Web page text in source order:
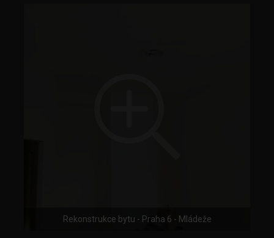
Rekonstrukce bytu - Praha 6 - Mládeže